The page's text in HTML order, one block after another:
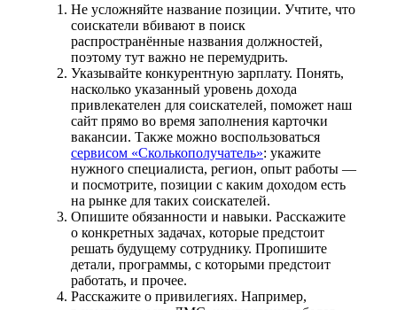
Не усложняйте название позиции. Учтите, что
соискатели вбивают в поиск
распространённые названия должностей,
поэтому тут важно не перемудрить.
Указывайте конкурентную зарплату. Понять,
насколько указанный уровень дохода
привлекателен для соискателей, поможет наш
сайт прямо во время заполнения карточки
вакансии. Также можно воспользоваться
сервисом «Сколькополучатель»: укажите
нужного специалиста, регион, опыт работы —
и посмотрите, позиции с каким доходом есть
на рынке для таких соискателей.
Опишите обязанности и навыки. Расскажите
о конкретных задачах, которые предстоит
решать будущему сотруднику. Пропишите
детали, программы, с которыми предстоит
работать, и прочее.
Расскажите о привилегиях. Например,